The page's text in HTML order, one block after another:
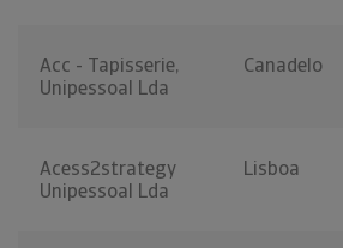
Acc - Tapisserie,
Unipessoal Lda
Canadelo
Acess2strategy
Unipessoal Lda
Lisboa